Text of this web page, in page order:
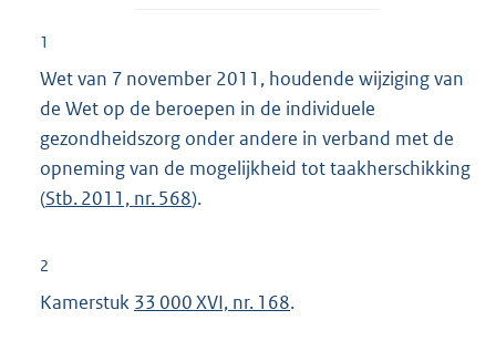
1
Wet van 7 november 2011, houdende wijziging van
de Wet op de beroepen in de individuele
gezondheidszorg onder andere in verband met de
opneming van de mogelijkheid tot taakherschikking
(Stb. 2011, nr. 568).
2
Kamerstuk 33 000 XVI, nr. 168.